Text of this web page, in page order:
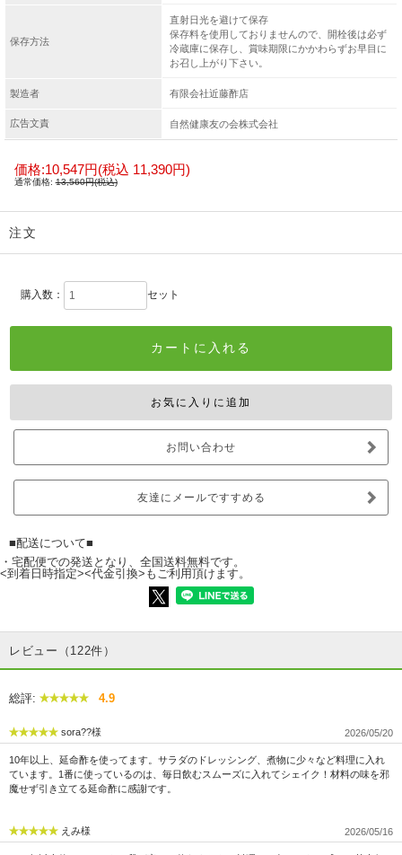
保存方法
直射日光を避けて保存
保存料を使用しておりませんので、開栓後は必ず
冷蔵庫に保存し、賞味期限にかかわらずお早目に
お召し上がり下さい。
製造者 有限会社近藤酢店
広告文責 自然健康友の会株式会社
価格:10,547円(税込 11,390円)
通常価格:13,560円(税込)
注文
購入数： セット
お問い合わせ
友達にメールですすめる
■配送について■
・宅配便での発送となり、全国送料無料です。
<到着日時指定><代金引換>もご利用頂けます。
レビュー（122件）
総評: 4.9
sora??様 2026/05/20
10年以上、延命酢を使ってます。サラダのドレッシング、煮物に少々など料理に入れ
ています。1番に使っているのは、毎日飲むスムーズに入れてシェイク！材料の味を邪
魔せず引き立てる延命酢に感謝です。
えみ様 2026/05/16